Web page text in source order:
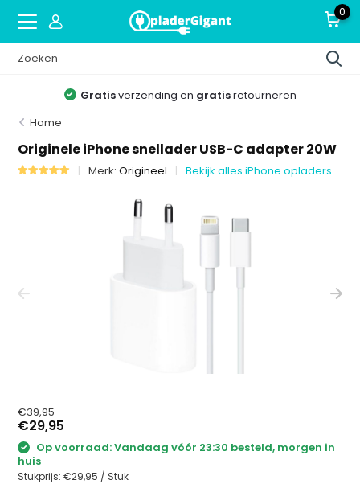
0
Gratisverzending en gratisretourneren
Home
Originele iPhone snellader USB-C adapter 20W
Merk:Origineel Bekijk alles iPhone opladers
€39,95
€29,95
Op voorraad: Vandaag vóór 23:30 besteld, morgen in
huis
Stukprijs:€29,95 / Stuk